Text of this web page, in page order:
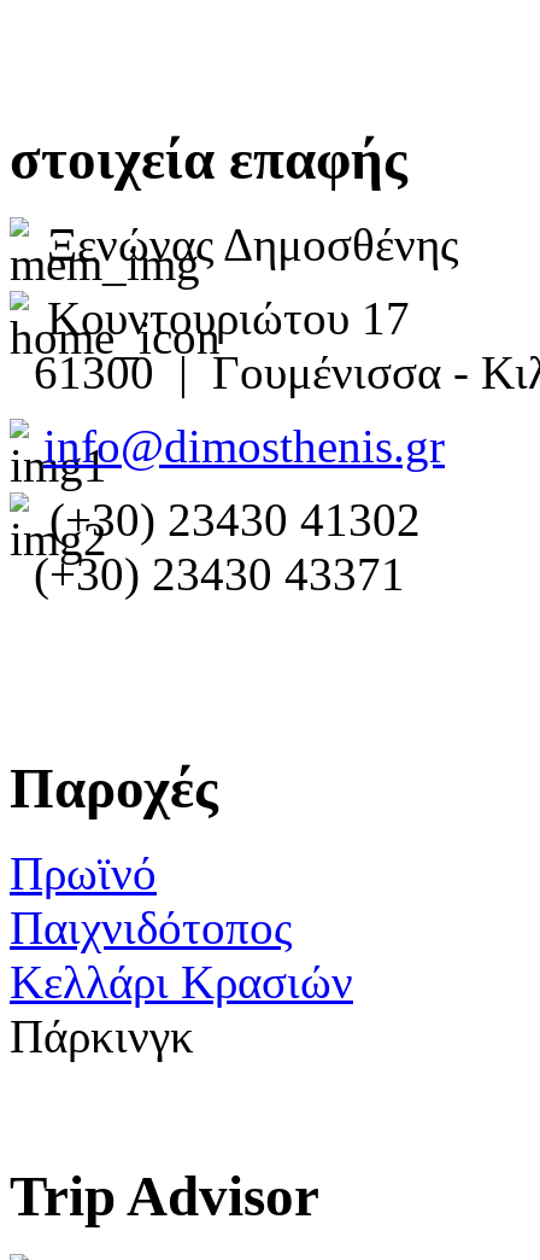
στοιχεία επαφής
Ξενώνας Δημοσθένης
Κουντουριώτου 17
61300 | Γουμένισσα -
info@dimosthenis.gr
(+30) 23430 41302
(+30) 23430 43371
Παροχές
Πρωϊνό
Παιχνιδότοπος
Κελλάρι Κρασιών
Πάρκινγκ
Trip Advisor